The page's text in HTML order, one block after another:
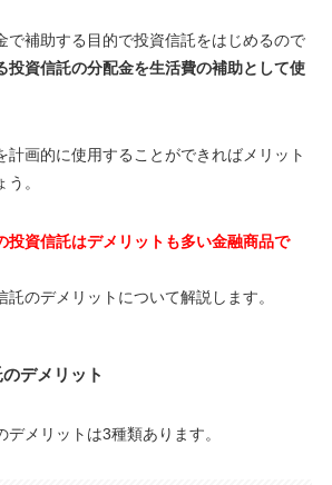
で補助する目的で投資信託をはじめるので
投資信託の分配金を生活費の補助として使
計画的に使用することができればメリット
。
投資信託はデメリットも多い金融商品で
託のデメリットについて解説します。
デメリット
メリットは3種類あります。